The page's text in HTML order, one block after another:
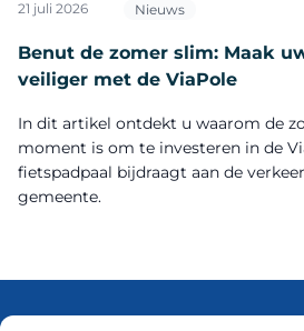
21 juli 2026 Nieuws
Benut de zomer slim: Maak
veiliger met de ViaPole
In dit artikel ontdekt u waarom de
moment is om te investeren in de
fietspadpaal bijdraagt aan de
gemeente.